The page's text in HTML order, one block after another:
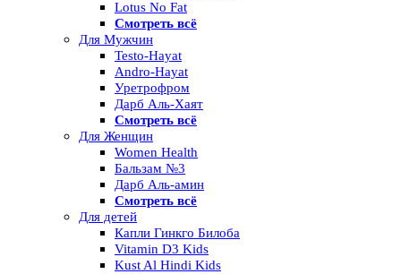
Lotus No Fat
Смотреть всё
Для Мужчин
Testo-Hayat
Andro-Hayat
Уретрофром
Дарб Аль-Хаят
Смотреть всё
Для Женщин
Women Health
Бальзам №3
Дарб Аль-амин
Смотреть всё
Для детей
Капли Гинкго Билоба
Vitamin D3 Kids
Kust Al Hindi Kids